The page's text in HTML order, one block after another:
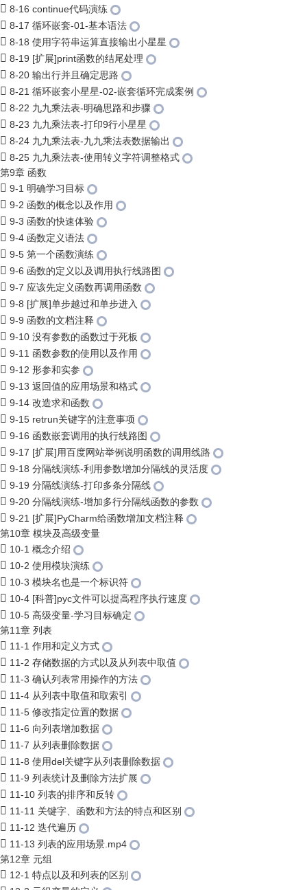
8-16 continue代码演练
8-17 循环嵌套-01-基本语法
8-18 使用字符串运算直接输出小星星
8-19 [扩展]print函数的结尾处理
8-20 输出行并且确定思路
8-21 循环嵌套小星星-02-嵌套循环完成案例
8-22 九九乘法表-明确思路和步骤
8-23 九九乘法表-打印9行小星星
8-24 九九乘法表-九九乘法表数据输出
8-25 九九乘法表-使用转义字符调整格式
第9章 函数
9-1 明确学习目标
9-2 函数的概念以及作用
9-3 函数的快速体验
9-4 函数定义语法
9-5 第一个函数演练
9-6 函数的定义以及调用执行线路图
9-7 应该先定义函数再调用函数
9-8 [扩展]单步越过和单步进入
9-9 函数的文档注释
9-10 没有参数的函数过于死板
9-11 函数参数的使用以及作用
9-12 形参和实参
9-13 返回值的应用场景和格式
9-14 改造求和函数
9-15 retrun关键字的注意事项
9-16 函数嵌套调用的执行线路图
9-17 [扩展]用百度网站举例说明函数的调用线路
9-18 分隔线演练-利用参数增加分隔线的灵活度
9-19 分隔线演练-打印多条分隔线
9-20 分隔线演练-增加多行分隔线函数的参数
9-21 [扩展]PyCharm给函数增加文档注释
第10章 模块及高级变量
10-1 概念介绍
10-2 使用模块演练
10-3 模块名也是一个标识符
10-4 [科普]pyc文件可以提高程序执行速度
10-5 高级变量-学习目标确定
第11章 列表
11-1 作用和定义方式
11-2 存储数据的方式以及从列表中取值
11-3 确认列表常用操作的方法
11-4 从列表中取值和取索引
11-5 修改指定位置的数据
11-6 向列表增加数据
11-7 从列表删除数据
11-8 使用del关键字从列表删除数据
11-9 列表统计及删除方法扩展
11-10 列表的排序和反转
11-11 关键字、函数和方法的特点和区别
11-12 迭代遍历
11-13 列表的应用场景.mp4
第12章 元组
12-1 特点以及和列表的区别